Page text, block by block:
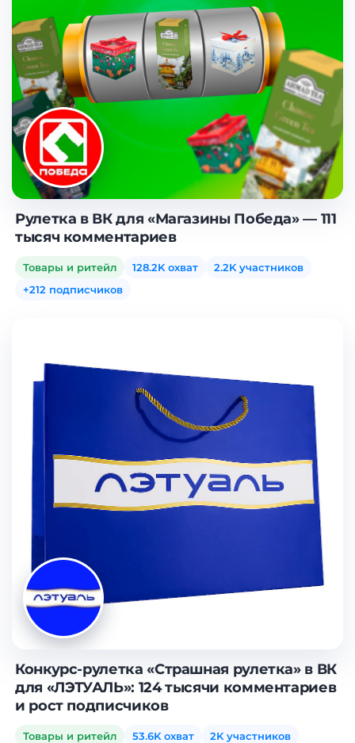
Рулетка в ВК для «Магазины Победа» — 111
тысяч комментариев
Товары и ритейл 128.2K охват
2.2K участников
+212 подписчиков
Конкурс-рулетка «Страшная рулетка» в ВК
для «ЛЭТУАЛЬ»: 124 тысячи комментариев
и рост подписчиков
Товары и ритейл 53.6K охват
2K участников